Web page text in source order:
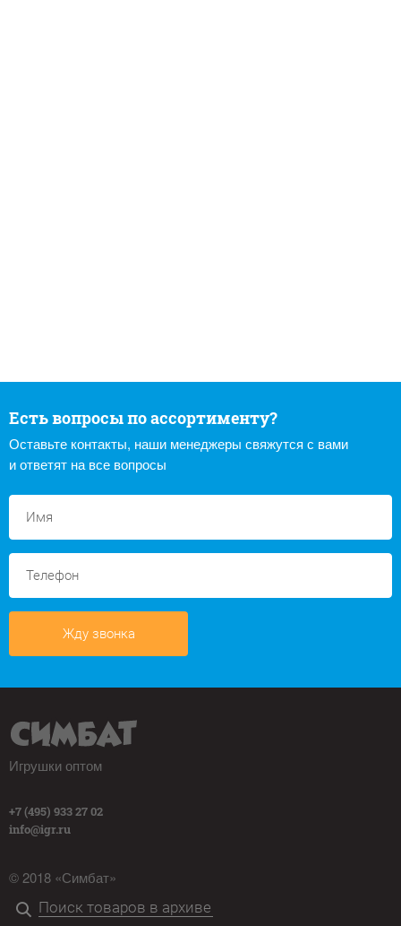
Есть вопросы по ассортименту?
Оставьте контакты, наши менеджеры свяжутся с вами
и ответят на все вопросы
Жду звонка
Игрушки оптом
+7 (495) 933 27 02
info@igr.ru
© 2018 «Симбат»